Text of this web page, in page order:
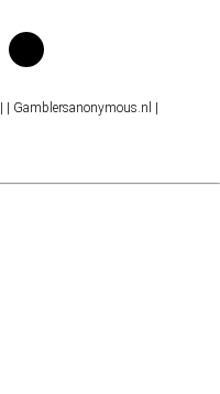
| Gamblersanonymous.nl